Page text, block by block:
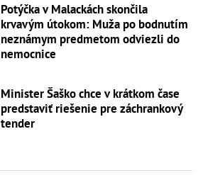
Potýčka v Malackách skončila
krvavým útokom: Muža po bodnutím
neznámym predmetom odviezli do
nemocnice
Minister Šaško chce v krátkom čase
predstaviť riešenie pre záchrankový
tender